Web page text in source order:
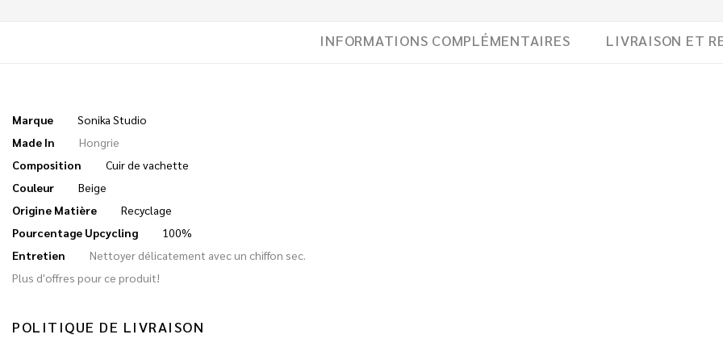
INFORMATIONS COMPLÉMENTAIRES LIVRAISON ET
Marque
Sonika Studio
Made In
Hongrie
Composition
Cuir de vachette
Couleur
Beige
Origine Matière
Recyclage
Pourcentage Upcycling
100%
Entretien
Nettoyer délicatement avec un chiffon sec.
Plus d'offres pour ce produit!
POLITIQUE DE LIVRAISON